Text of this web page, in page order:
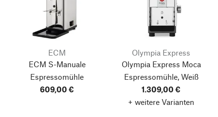
ECM
ECM S-Manuale
Espressomühle
609,00 €
Olympia Express
Olympia Express Moca
Espressomühle, Weiß
1.309,00 €
+ weitere Varianten